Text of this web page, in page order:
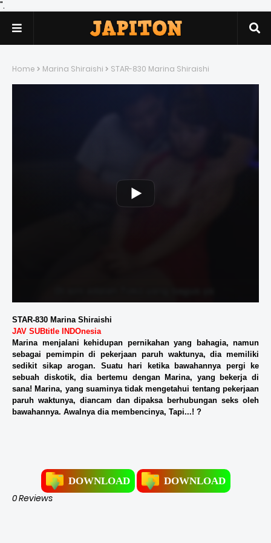
".
Home Marina Shiraishi STAR-830 Marina Shiraishi
STAR-830 Marina Shiraishi
JAV SUBtitle INDOnesia
Marina menjalani kehidupan pernikahan yang bahagia, namun
sebagai pemimpin di pekerjaan paruh waktunya, dia memiliki
sedikit sikap arogan. Suatu hari ketika bawahannya pergi ke
sebuah diskotik, dia bertemu dengan Marina, yang bekerja di
sana! Marina, yang suaminya tidak mengetahui tentang pekerjaan
paruh waktunya, diancam dan dipaksa berhubungan seks oleh
bawahannya. Awalnya dia membencinya, Tapi...! ?
DOWNLOAD DOWNLOAD
0 Reviews